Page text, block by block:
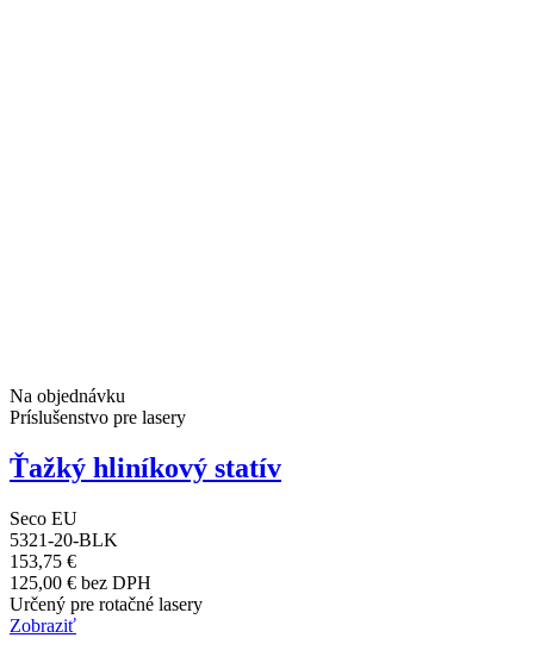
Na objednávku
Príslušenstvo pre lasery
Ťažký hliníkový statív
Seco EU
5321-20-BLK
153,75 €
125,00 € bez DPH
Určený pre rotačné lasery
Zobraziť